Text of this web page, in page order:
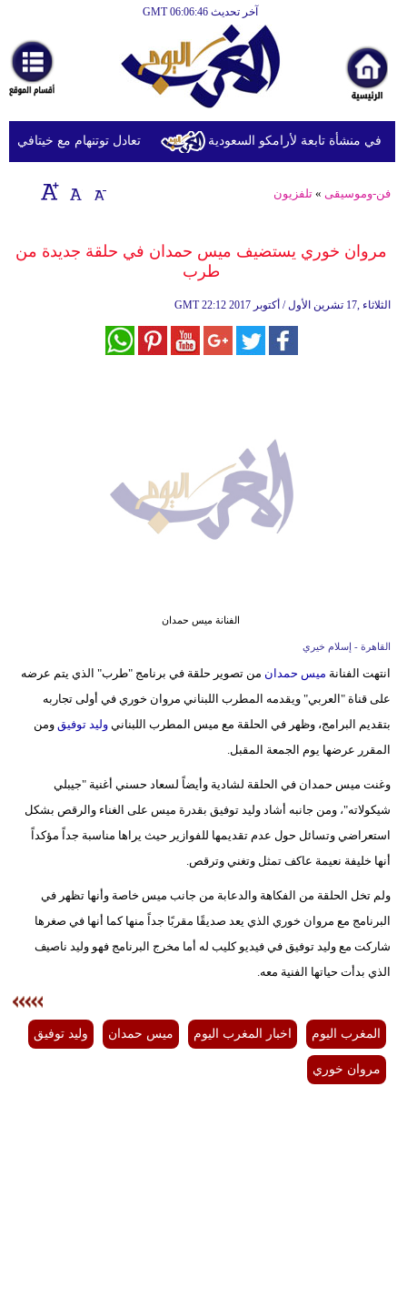
آخر تحديث GMT 06:06:46
أخبارعاجلة
رياضة
ثقافة
إقتصاد
وموسيقى
مرأة
أزياء
وتكنولوجيا
مدوَّنات
تعادل توتنهام مع خيتافي وديّا في منشأة تابعة لأرامكو السعودية
فن-وموسيقى »تلفزيون
مروان خوري يستضيف ميس حمدان في حلقة جديدة من
طرب
GMT 22:12 2017 الثلاثاء ,17 تشرين الأول / أكتوبر
الفنانة ميس حمدان
القاهرة - إسلام خيري
انتهت الفنانة ميس حمدان من تصوير حلقة في برنامج "طرب" الذي يتم عرضه
على قناة "العربي" ويقدمه المطرب اللبناني مروان خوري في أولى تجاربه
بتقديم البرامج، وظهر في الحلقة مع ميس المطرب اللبنانيوليد توفيق ومن
المقرر عرضها يوم الجمعة المقبل.
وغنت ميس حمدان في الحلقة لشادية وأيضاً لسعاد حسني أغنية "جيبلي
شيكولاته"، ومن جانبه أشاد وليد توفيق بقدرة ميس على الغناء والرقص بشكل
استعراضي وتسائل حول عدم تقديمها للفوازير حيث يراها مناسبة جداً مؤكداً
أنها خليفة نعيمة عاكف تمثل وتغني وترقص.
ولم تخل الحلقة من الفكاهة والدعابة من جانب ميس خاصة وأنها تظهر في
البرنامج مع مروان خوري الذي يعد صديقًا مقربًا جداً منها كما أنها في صغرها
شاركت مع وليد توفيق في فيديو كليب له أما مخرج البرنامج فهو وليد ناصيف
الذي بدأت حياتها الفنية معه.
المغرب اليوم اخبار المغرب اليوم ميس حمدان وليد توفيق
مروان خوري